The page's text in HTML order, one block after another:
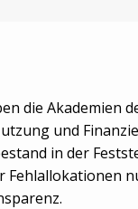
die Akademien
und
in der
Fehlallokationen